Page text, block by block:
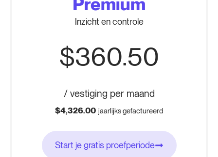
Inzicht en controle
$360.50
/ vestiging per maand
$4,326.00 jaarlijks gefactureerd
Start je gratis proefperiode